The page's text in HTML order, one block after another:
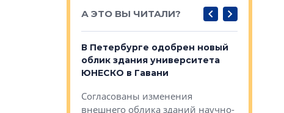
А ЭТО ВЫ ЧИТАЛИ?
— антидот
В Петербурге одобрен новый
облик здания университета
ЮНЕСКО в Гавани
Согласованы изменения
внешнего облика зданий научно-